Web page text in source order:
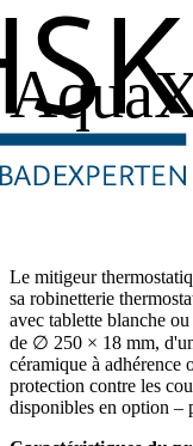
Le mitigeur
sa robinetterie
avec tablette blanche
de ∅ 250 × 18 mm,
céramique à adhérence
protection contre les
disponibles en option –